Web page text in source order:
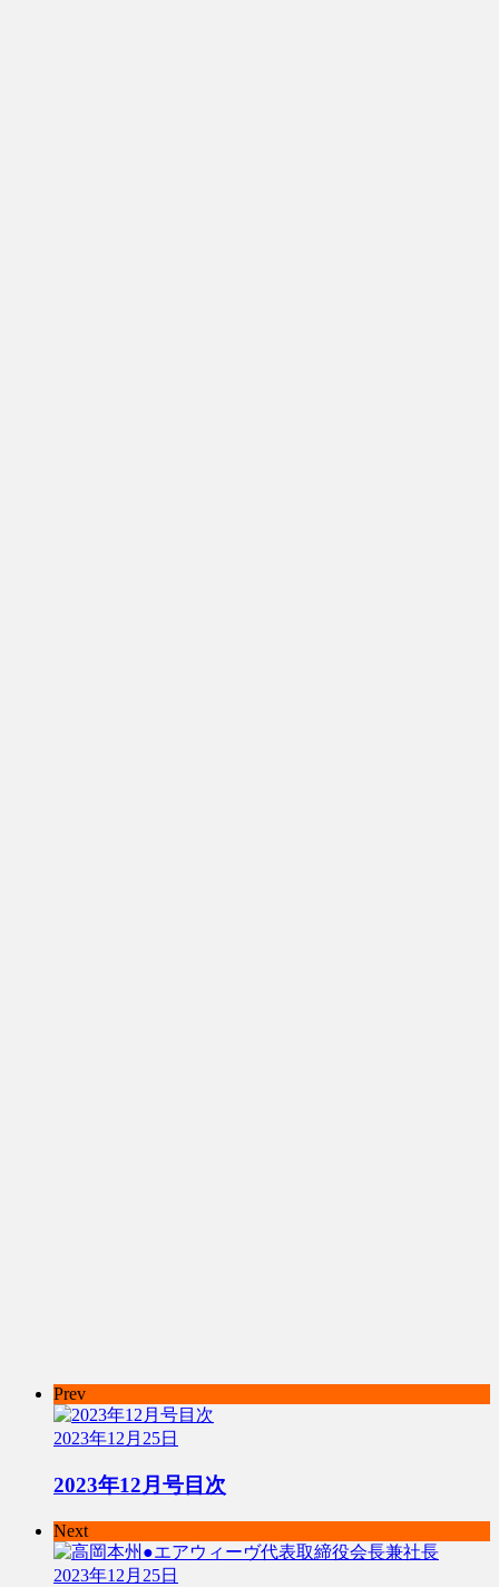
Prev
2023年12月25日
2023年12月号目次
Next
2023年12月25日